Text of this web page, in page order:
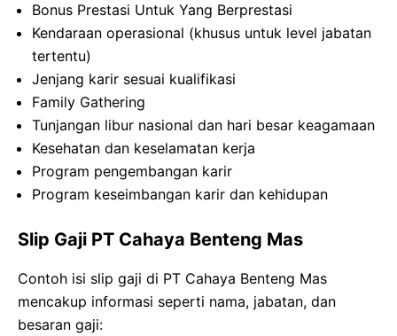
Bonus Prestasi Untuk Yang Berprestasi
Kendaraan operasional (khusus untuk level jabatan
tertentu)
Jenjang karir sesuai kualifikasi
Family Gathering
Tunjangan libur nasional dan hari besar keagamaan
Kesehatan dan keselamatan kerja
Program pengembangan karir
Program keseimbangan karir dan kehidupan
Slip Gaji PT Cahaya Benteng Mas
Contoh isi slip gaji di PT Cahaya Benteng Mas
mencakup informasi seperti nama, jabatan, dan
besaran gaji: